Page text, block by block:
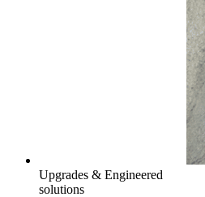
Upgrades & Engineered
solutions